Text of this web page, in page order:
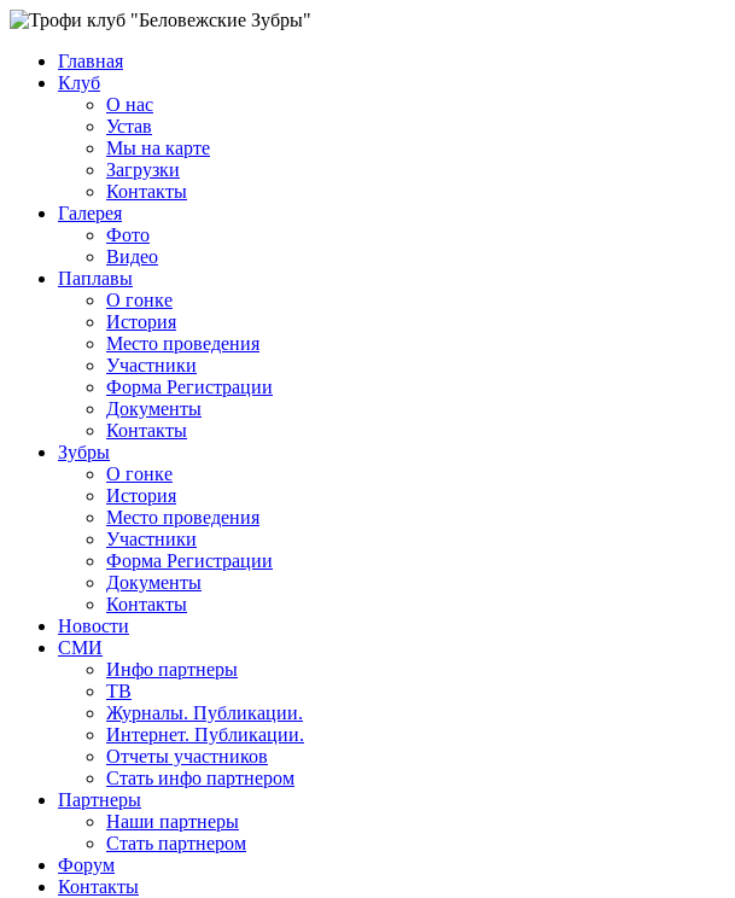
Главная
Клуб
О нас
Устав
Мы на карте
Загрузки
Контакты
Галерея
Фото
Видео
Паплавы
О гонке
История
Место проведения
Участники
Форма Регистрации
Документы
Контакты
Зубры
О гонке
История
Место проведения
Участники
Форма Регистрации
Документы
Контакты
Новости
СМИ
Инфо партнеры
ТВ
Журналы. Публикации.
Интернет. Публикации.
Отчеты участников
Стать инфо партнером
Партнеры
Наши партнеры
Стать партнером
Форум
Контакты